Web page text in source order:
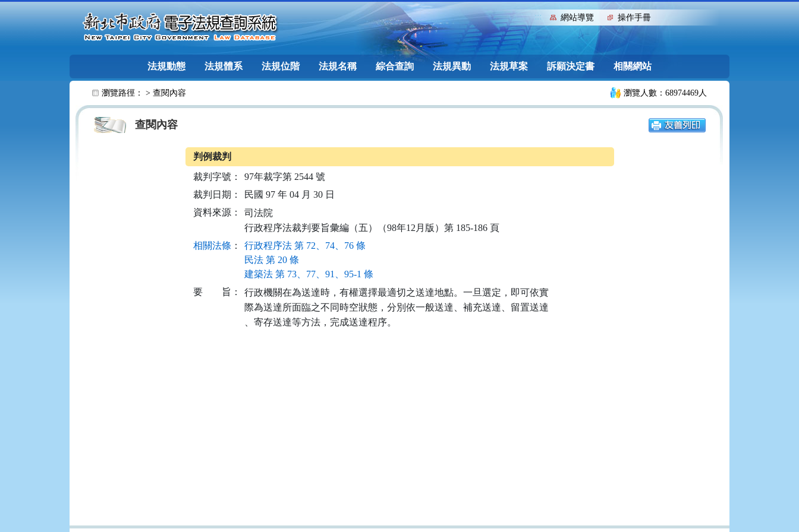
::: 網站導覽 操作手冊
法規動態 法規體系 法規位階 法規名稱 綜合查詢 法規異動 法規草案 訴願決定書 相關網站
瀏覽路徑： > 查閱內容 瀏覽人數：68974469人
查閱內容
判例裁判
裁判字號：
97年裁字第 2544 號
裁判日期：
民國 97 年 04 月 30 日
資料來源：
司法院
行政程序法裁判要旨彙編（五）（98年12月版）第 185-186 頁
相關法條 ：
行政程序法 第 72、74、76 條
民法 第 20 條
建築法 第 73、77、91、95-1 條
要
旨：
行政機關在為送達時，有權選擇最適切之送達地點。一旦選定，即可依實
際為送達所面臨之不同時空狀態，分別依一般送達、補充送達、留置送達
、寄存送達等方法，完成送達程序。